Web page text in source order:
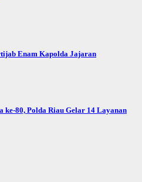
Enam Kapolda Jajaran
80, Polda Riau Gelar 14 Layanan